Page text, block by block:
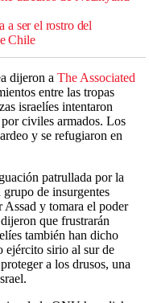
a ser el rostro del
Chile
dijeron a The Associated
entre las tropas
israelíes intentaron
civiles armados. Los
y se refugiaron en
patrullada por la
de insurgentes
Assad y tomara el poder
que frustrarán
también han dicho
ejército sirio al sur de
a los drusos, una